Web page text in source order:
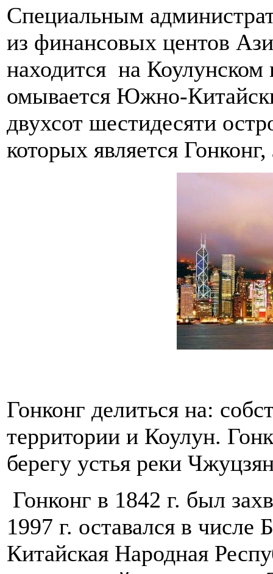
Специальным
из финансовых центов
находится на Коулунском
омывается Южно-
двухсот шестидесяти
которых является
Гонконг делиться на:
территории и Коулун.
берегу устья реки
Гонконг в 1842 г. был
1997 г. оставался в
Китайская Народная